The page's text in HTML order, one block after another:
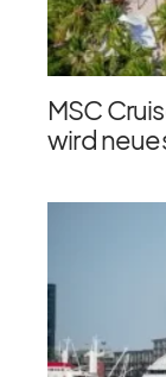
MSC
wird